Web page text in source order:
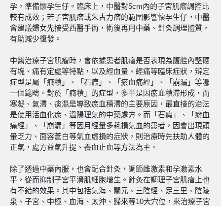
孕，準備懷孕生仔。臨床上，中醫對5cm內的子宮肌瘤調控比
較有成效；若子宮肌瘤或朱古力瘤的範圍影響懷孕生仔，中醫
會建議婦女先接受西醫手術，術後再用中藥、針灸調理體質，
有助減少復發。
中醫治療子宮肌瘤時，會依據患者肌瘤是否表現為腹腔內堅硬
有塊、痛有定處等特點，以及經血量、經痛等臨床症狀，辨定
症型是屬「癥積」、「石瘕」、「瘀血痛經」、「崩漏」等哪
一個範疇。對於「癥積」的症型，多半是因瘀血積滯形成，而
寒凝、氣滯、痰濕是導致瘀血積滯的主要原因，最直接的治法
是使用活血化瘀、溫陽理氣的中藥處方。而「石瘕」、「瘀血
痛經」、「崩漏」等因月經量多耗損氣血的患者，因會出現頭
暈乏力、面容蒼白等氣血虛損的症狀，則治療時先扶助人體的
正氣，處方益氣升提、養血止血等方法為主。
除了透過中藥內服，也會配合針灸，調節雌激素和孕激素水
平，從而抑制子宮平滑肌細胞增生。針灸在調理子宮肌瘤上也
有不錯的效果。其中包括氣海、關元、三陰經、足三里、陰陵
泉、子宮、中極、血海、太沖、歸來等10大穴位，來治療子宮